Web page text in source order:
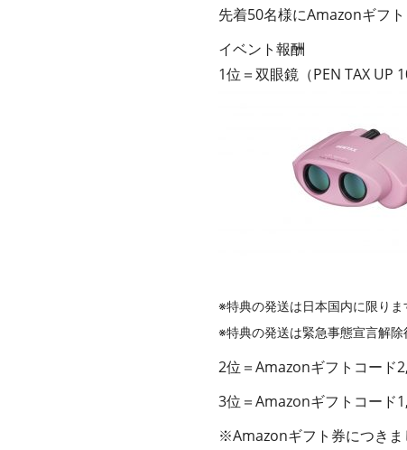
先着50名様にAmazonギフ
イベント報酬
1位＝双眼鏡（PEN TAX UP
※特典の発送は日本国内に限りま
※特典の発送は緊急事態宣言解除
2位＝Amazonギフトコード
3位＝Amazonギフトコード
※Amazonギフト券につきま